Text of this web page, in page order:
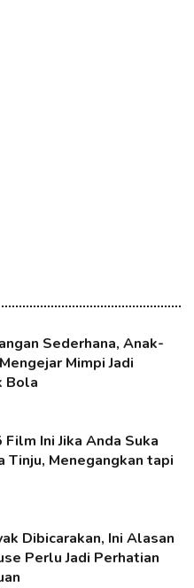
Sederhana, Anak-
Mimpi Jadi
Bola
Film Ini Jika Anda Suka
Tinju, Menegangkan tapi
Dibicarakan, Ini Alasan
Perlu Jadi Perhatian